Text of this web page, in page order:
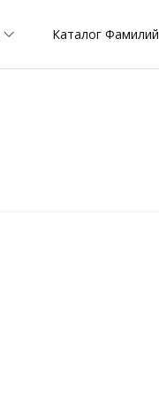
Каталог Фамилий